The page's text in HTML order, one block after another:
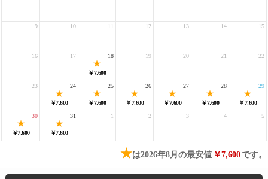
9 10 11 12 13 14 15
16 17
￥7,600
18 19 20 21 22
23
￥7,600
24
￥7,600
25
￥7,600
26
￥7,600
27
￥7,600
28
￥7,600
29
￥7,600
30
￥7,600
31 1 2 3 4 5
★は2026年8月の最安値 ￥7,600です。